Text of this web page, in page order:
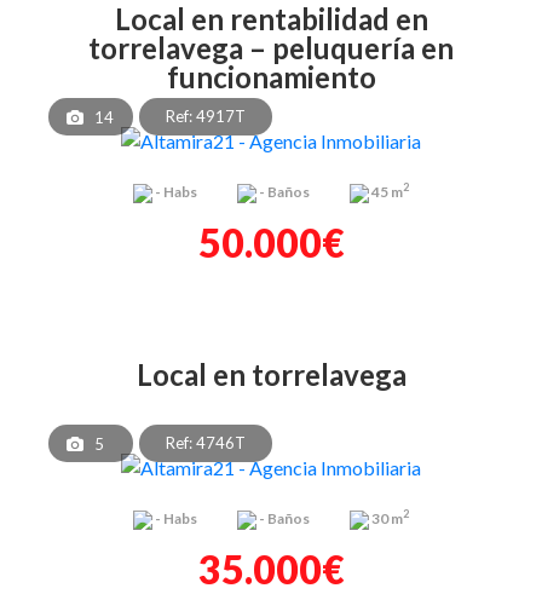
local en rentabilidad en
torrelavega – peluquería en
funcionamiento
14 Ref: 4917T
- Habs - Baños 45 m2
50.000€
local en torrelavega
5 Ref: 4746T
- Habs - Baños 30 m2
35.000€